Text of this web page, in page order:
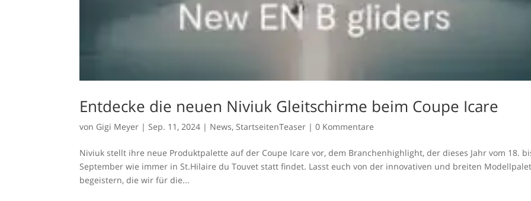
Entdecke die neuen Niviuk Gleitschirme beim Coupe Icare
von Gigi Meyer |Sep. 11, 2024 | News,StartseitenTeaser |0 Kommentare
Niviuk stellt ihre neue Produktpalette auf der Coupe Icare vor, dem Branchenhighlight, der dieses Jahr vom 18.
September wie immer in St.Hilaire du Touvet statt findet. Lasst euch von der innovativen und breiten
begeistern, die wir für die...